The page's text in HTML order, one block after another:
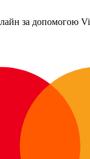
за допомогою